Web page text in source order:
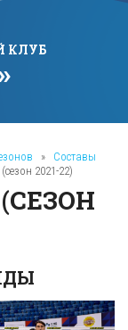
КЛУБ
»
Составы
2021-22)